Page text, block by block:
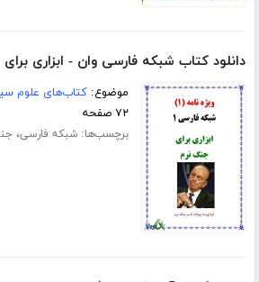
دانلود کتاب شبکه فارسی وان - ابزاری
موضوع:کتاب‌های علوم
۷۲ صفحه
برچسب‌ها:شبکه فارسی،